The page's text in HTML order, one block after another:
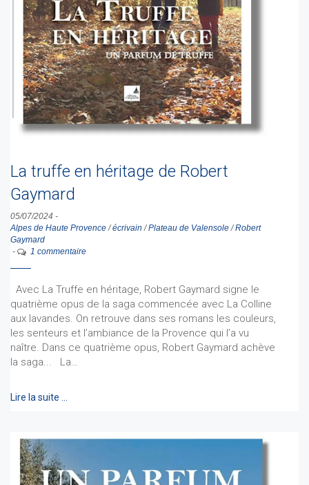
La truffe en héritage de Robert
Gaymard
05/07/2024 -
Alpes de Haute Provence /écrivain /Plateau de Valensole /Robert
Gaymard
-
1 commentaire
Avec La Truffe en héritage, Robert Gaymard signe le
quatrième opus de la saga commencée avec La Colline
aux lavandes. On retrouve dans ses romans les couleurs,
les senteurs et l’ambiance de la Provence qui l’a vu
naître. Dans ce quatrième opus, Robert Gaymard achève
la saga... La…
Lire la suite …